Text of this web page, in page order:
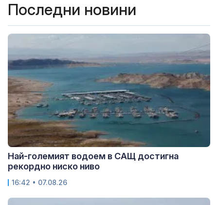
Последни новини
Най-големият водоем в САЩ достигна
рекордно ниско ниво
16:42 • 07.08.26